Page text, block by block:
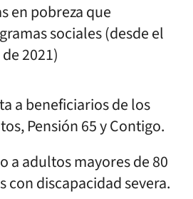
en pobreza que
sociales (desde el
2021)
a beneficiarios de los
Pensión 65 y Contigo.
a adultos mayores de 80
con discapacidad severa.